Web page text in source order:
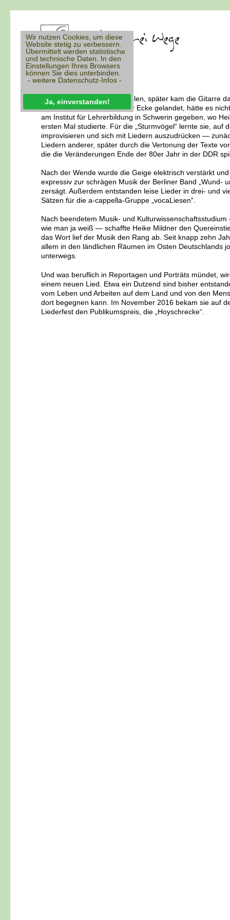
Heike Mildner
Mit fünf lernte sie Geige spielen, später kam die Gitarre
wäre wohl irgendwann in der Ecke gelandet, hätte es
am Institut für Lehrerbildung in Schwerin gegeben, wo
ersten Mal studierte. Für die „Sturmvögel“ lernte sie, auf
improvisieren und sich mit Liedern auszudrücken —
Liedern anderer, später durch die Vertonung der Texte
die die Veränderungen Ende der 80er Jahr in der DDR
Nach der Wende wurde die Geige elektrisch verstärkt
expressiv zur schrägen Musik der Berliner Band „Wund-
zersägt. Außerdem entstanden leise Lieder in drei- und
Sätzen für die a-cappella-Gruppe „vocaLiesen“.
Nach beendetem Musik- und Kulturwissenschaftsstudium
wie man ja weiß — schaffte Heike Mildner den
das Wort lief der Musik den Rang ab. Seit knapp zehn
allem in den ländlichen Räumen im Osten Deutschlands
unterwegs.
Und was beruflich in Reportagen und Porträts mündet,
einem neuen Lied. Etwa ein Dutzend sind bisher
vom Leben und Arbeiten auf dem Land und von den
dort begegnen kann. Im November 2016 bekam sie auf
Liederfest den Publikumspreis, die „Hoyschrecke“.
Wir nutzen Cookies, um diese
Website stetig zu verbessern.
Übermittelt werden statistische
und technische Daten. In den
Einstellungen Ihres Browsers
können Sie dies unterbinden.
- weitere Datenschutz-Infos -
Ja, einverstanden!